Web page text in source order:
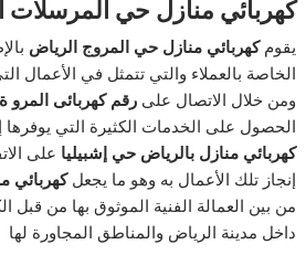
كهربائي منازل حي المرسلات
يقومكهربائي منازل حي المروج الرياض
الخاصة بالعملاء والتي تتمثل في الأعمال
ومن خلال الاتصال علىرقم كهربائى المرو
الحصول على الخدمات الكثيرة التي يوفرها
كهربائي منازل بالرياض حي إشبيليا على
إنجاز تلك الأعمال به وهو ما يجعلكهربائي
من بين العمالة الفنية الموثوق بها من قبل
داخل مدينة الرياض والمناطق المجاورة لها